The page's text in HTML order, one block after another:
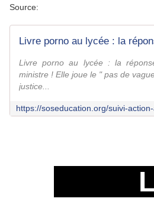
Source:
Livre porno au lycée : la
ministre ! Elle joue le " pas de
justice...
Le